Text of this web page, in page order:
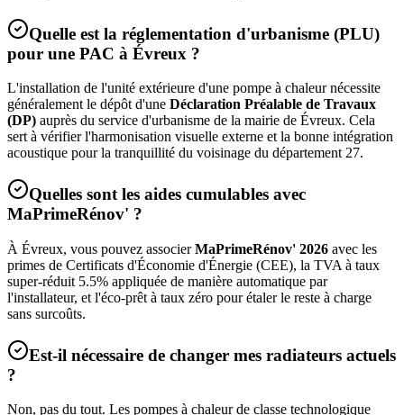
Quelle est la réglementation d'urbanisme (PLU)
pour une PAC à Évreux ?
L'installation de l'unité extérieure d'une pompe à chaleur nécessite
généralement le dépôt d'une Déclaration Préalable de Travaux
(DP) auprès du service d'urbanisme de la mairie de Évreux. Cela
sert à vérifier l'harmonisation visuelle externe et la bonne intégration
acoustique pour la tranquillité du voisinage du département27.
Quelles sont les aides cumulables avec
MaPrimeRénov' ?
À Évreux, vous pouvez associerMaPrimeRénov' 2026 avec les
primes de Certificats d'Économie d'Énergie (CEE), la TVA à taux
super-réduit 5.5% appliquée de manière automatique par
l'installateur, et l'éco-prêt à taux zéro pour étaler le reste à charge
sans surcoûts.
Est-il nécessaire de changer mes radiateurs actuels
?
Non, pas du tout. Les pompes à chaleur de classe technologique